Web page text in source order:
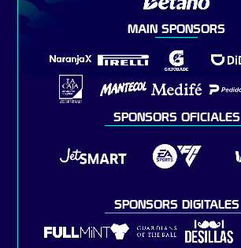
MAIN SPONSORS
SPONSORS OFICIALES
SPONSORS DIGITALES